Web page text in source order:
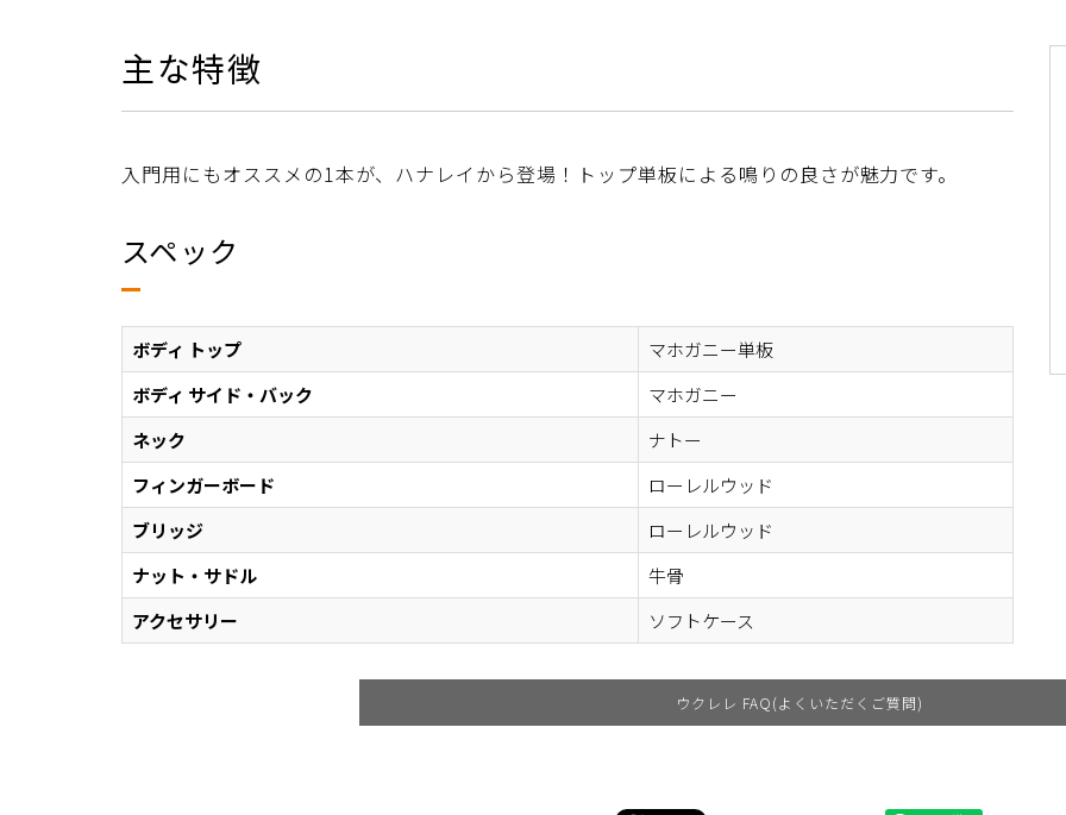
主な特徴
入門用にもオススメの1本が、ハナレイから登場！トップ単板による鳴りの良さが魅力です。
スペック
ボディ トップ
マホガニー単板
ボディ サイド・バック
マホガニー
ネック
ナトー
フィンガーボード
ローレルウッド
ブリッジ
ローレルウッド
ナット・サドル
牛骨
アクセサリー
ソフトケース
ウクレレ FAQ(よくいただくご質問)